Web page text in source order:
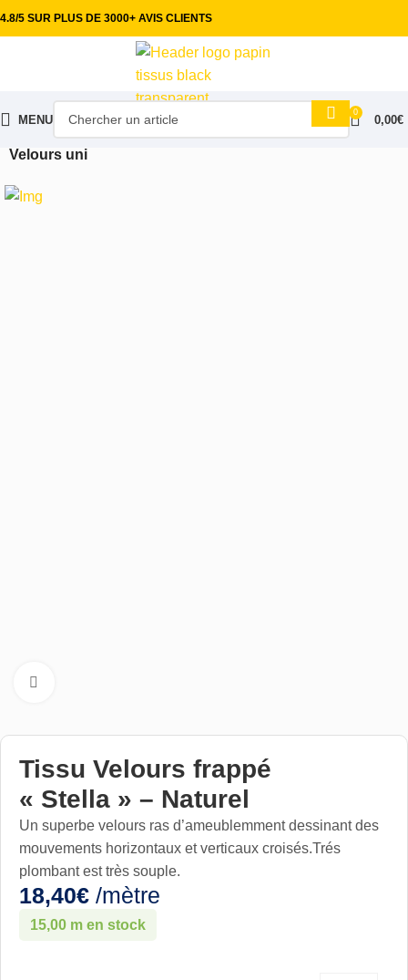
4.8/5 SUR PLUS DE 3000+ AVIS CLIENTS
MENU
0
0,00€
Velours & Microfibre
Velours uni
Tissu Velours frappé
« Stella » – Naturel
Un superbe velours ras d’ameublemment dessinant des
mouvements horizontaux et verticaux croisés.Trés
plombant est très souple.
18,40€ /mètre
15,00 m en stock